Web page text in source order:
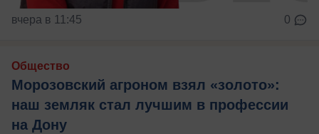
вчера в 11:45 0
Общество
Морозовский агроном взял «золото»:
наш земляк стал лучшим в профессии
на Дону